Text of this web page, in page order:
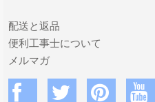
配送と返品
便利工事士について
メルマガ